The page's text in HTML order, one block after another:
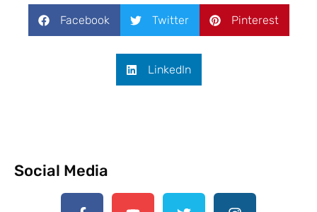
Facebook Twitter Pinterest
LinkedIn
Social Media